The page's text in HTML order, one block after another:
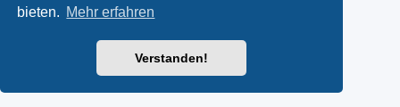
bieten. Mehr erfahren
Verstanden!